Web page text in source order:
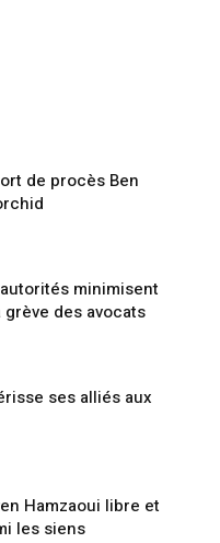
de procès Ben
minimisent
grève des avocats
ses alliés aux
Hamzaoui libre et
les siens